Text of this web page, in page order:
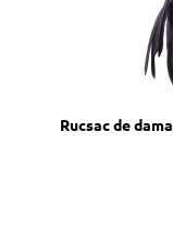
Rucsac de